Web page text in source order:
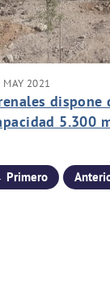
MAY 2021
dispone
5.300